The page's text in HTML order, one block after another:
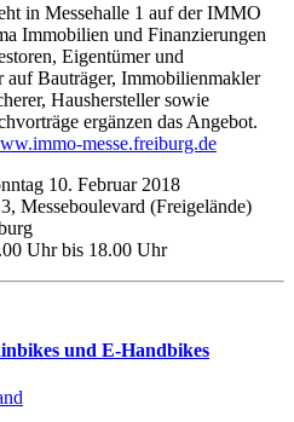
in Messehalle 1 auf der IMMO
Immobilien und Finanzierungen
Eigentümer und
auf Bauträger, Immobilienmakler
Haushersteller sowie
ergänzen das Angebot.
messe.freiburg.de
10. Februar 2018
Messeboulevard (Freigelände)
Uhr bis 18.00 Uhr
und E-Handbikes